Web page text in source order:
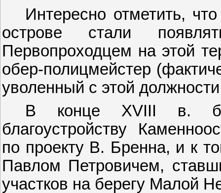
Интересно отметить,
острове стали
Первопроходцем на этой
обер-полицмейстер
уволенный с этой
В конце XVIII в.
благоустройству
по проекту В. Бренна, и к
Павлом Петровичем,
участков на берегу Малой